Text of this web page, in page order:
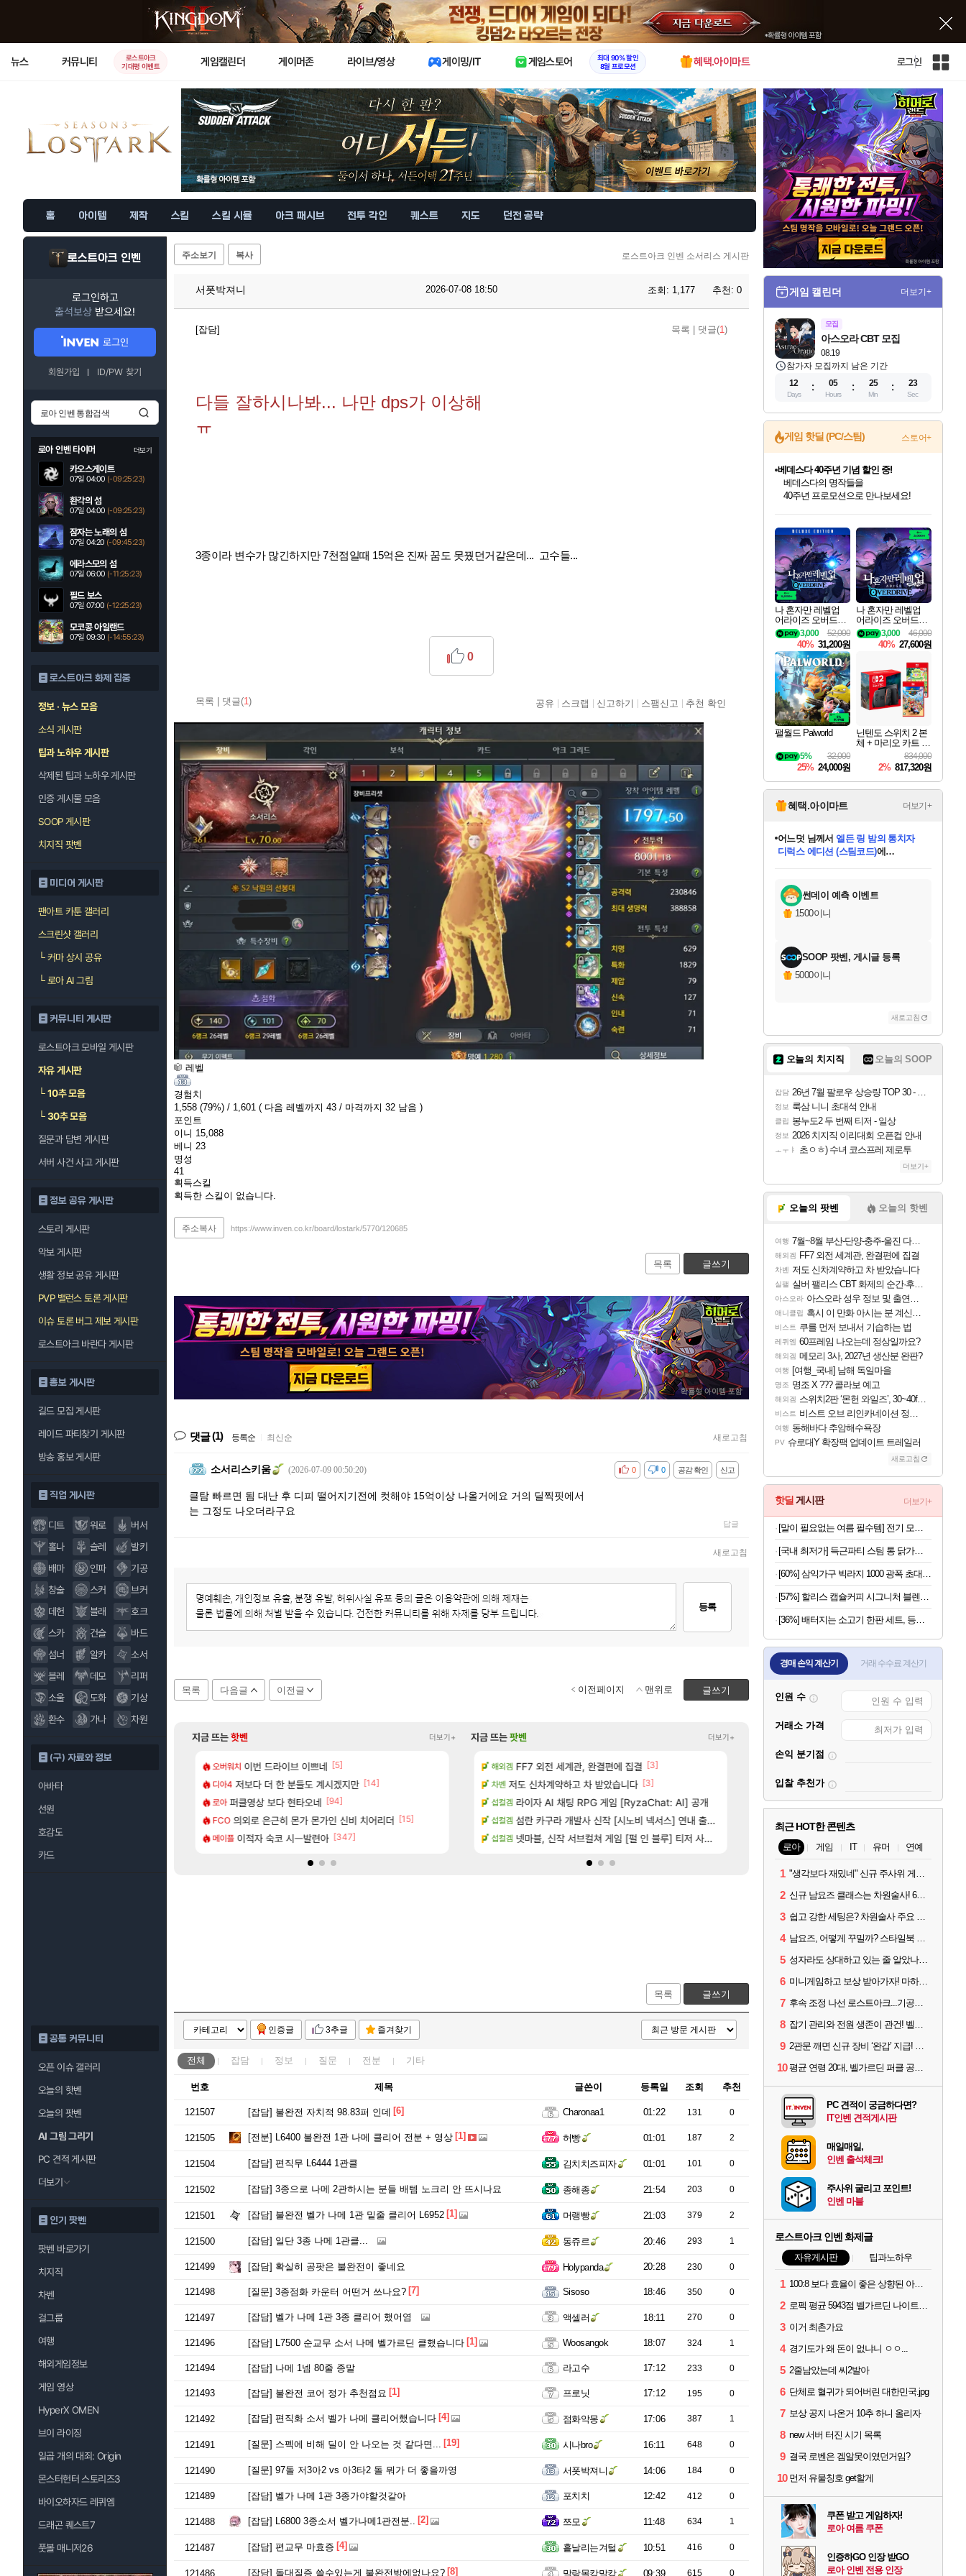
X
뉴스 커뮤니티
로스트아크
기대평 이벤트
게임캘린더 게이머존 라이브/영상 게이밍/IT 게임스토어
최대 90% 할인
8월 프로모션
혜택.아이마트 로그인
인
전
이
트
맵
홈 아이템 제작 스킬 스킬 시뮬 아크 패시브 전투 각인 퀘스트 지도 던전 공략
로스트아크 인벤
로그인하고
출석보상 받으세요!
로그인
회원가입 ID/PW 찾기
로아 인벤 타이머 더보기
카오스게이트
07일 04:00 (-09:25:22)
환각의 섬
07일 04:00 (-09:25:22)
잠자는 노래의 섬
07일 04:20 (-09:45:22)
에라스모의 섬
07일 06:00 (-11:25:22)
필드 보스
07일 07:00 (-12:25:22)
모코콩 아일랜드
07일 09:30 (-14:55:22)
로스트아크 화제 집중
정보 · 뉴스 모음
소식 게시판
팁과 노하우 게시판
삭제된 팁과 노하우 게시판
인증 게시물 모음
SOOP 게시판
치지직 팟벤
미디어 게시판
팬아트 카툰 갤러리
스크린샷 갤러리
└커마 상시 공유
└로아 AI 그림
커뮤니티 게시판
로스트아크 모바일 게시판
자유 게시판
└10추 모음
└30추 모음
질문과 답변 게시판
서버 사건 사고 게시판
정보 공유 게시판
스토리 게시판
악보 게시판
생활 정보 공유 게시판
PVP 밸런스 토론 게시판
이슈 토론 버그 제보 게시판
로스트아크 바란다 게시판
홍보 게시판
길드 모집 게시판
레이드 파티찾기 게시판
방송 홍보 게시판
직업 게시판
디트 워로
버서
홀나
슬레
발키
배마
인파
기공
창술
스커
브커
데헌
블래
호크
스카
건슬
바드
섬너
알카
소서
블레
데모
리퍼
소울
도화
기상
환수
가나 차원
(구) 자료와 정보
아바타
선원
호감도
카드
공통 커뮤니티
오픈 이슈 갤러리
오늘의 핫벤
오늘의 팟벤
AI 그림 그리기
PC 견적 게시판
더보기
인기 팟벤
팟벤 바로가기
치지직
차벤
걸그룹
여행
해외게임정보
게임 영상
HyperX OMEN
브이 라이징
일곱 개의 대죄: Origin
몬스터헌터 스토리즈3
바이오하자드 레퀴엠
드래곤 퀘스트7
풋볼 매니저26
주소보기 복사 로스트아크 인벤 소서리스 게시판
서폿박져니 2026-07-08 18:50 조회: 1,177 추천: 0
[잡담] 목록 댓글(1)
다들 잘하시나봐... 나만 dps가 이상해
ㅠ
3종이라 변수가 많긴하지만 7천점일때 15억은 진짜 꿈도 못꿨던거같은데... 고수들...
목록 댓글(1)
0
공유 스크랩 신고하기 스팸신고 추천 확인
레벨
경험치
1,558 (79%) / 1,601 ( 다음 레벨까지 43 / 마격까지 32 남음 )
포인트
이니 15,088
베니 23
명성
41
획득스킬
획득한 스킬이 없습니다.
주소복사 https://www.inven.co.kr/board/lostark/5770/120685
목록 글쓰기
댓글(1) 등록순 최신순 새로고침
소서리스키움 (2026-07-09 00:50:20) 신고
공감 확인
비공감 0
0
클탐 빠르면 됨 대난 후 디피 떨어지기전에 컷해야 15억이상 나올거에요 거의 딜찍핏에서
는 그정도 나오더라구요
답글
새로고침
등록
목록 다음글 이전글 글쓰기
이전페이지 맨위로
지금 뜨는핫벤 더보기+
효율이 좋은 상향된 아제나 ㄷㄷ
의 주적은?? [135]
투력컷 [35]
오버워치 이번 드라이브 이쁘네 [5]
디아4 저보다 더 한 분들도 계시겠지만 [14]
로아 퍼클영상 보다 현타오네 [94]
FCO 의외로 은근히 몬가 몬가인 신비 치어리더 [15]
메이플 이적자 숙코 시ㅡ발련아 [347]
디아4 (15시즌PTR) 악마술사 5경이 뜨네요 [5]
메이플 빵 가격이 24500원 이라길래 결제 취소하고 나왔다
로아 너넨 대난 함부로 가지 마라.. [45]
디아4 Ssf 정의를 내려 버린 디시인 [6]
메이플 게이머라면 필수로 알아야 할 것 [116]
우리 나라의 주적은??
메이플 빵값 문의 후기 [81]
레테 재사용 17번 터짐
벨가 하드 찐 투력컷
지금 뜨는팟벤 더보기+
길찾기/지도 공략 (1 ~ 12장)
만화 | 야간 보초는 너무 힘들어
트 때는 로비에 온라인 기능이 있는데
브 리인카네이션 오픈 트레일러
여행 7년만에 가족여행을 다녀왔습니다.
아스오라 「에린」 컨셉 포스터 공개
비스트 쿠를 먼저 보내서 기습하는 법
리싱크드 리싱크드 1.06 패치노트 (8/5)
비스트 비스트 오브 리인카네이션 정보/공략글 모음
해외겜 FF7 외전 세계관, 완결편에 집결 [3]
차벤 저도 신차계약하고 차 받았습니다 [3]
섭컬겜 라이자 AI 채팅 RPG 게임 [RyzaChat: AI] 공개
섭컬겜 섬란 카구라 개발사 신작 [시노비 넥서스] 연내 출시 예정
섭컬겜 넷마블, 신작 서브컬쳐 게임 [펄 인 블루] 티저 사이트 오픈
아주프로 4컷 만화 | 야간 보초는 너무 힘들어
리밋제로 테스트 때는 로비에 온라인 기능이 있는데
해외겜 스위치2판 ‘몬헌 와일즈’, 30~40fps 목표 추
비스트 오브 리인카네이션 오픈 트레일러
목록 글쓰기
인증글 3추글 즐겨찾기
전체 잡담 정보 질문 전분 기타
번호 제목 글쓴이 등록일 조회 추천
121507 [잡담] 불완전 자치적 98.83퍼 인데 [6] Charonaa1 01:22 131 0
121505 [전분] L6400 불완전 1관 나메 클리어 전분 + 영상 [1] 허빵 01:01 187 2
121504 [잡담] 편직무 L6444 1관클 김치치즈피자 01:01 101 0
121502 [잡담] 3종으로 나메 2관하시는 분들 배템 노크리 안 뜨시나요 종해종 21:54 203 0
121501 [잡담] 불완전 벨가 나메 1관 밑줄 클리어 L6952 [1] 머랭빵 21:03 379 2
121500 [잡담] 일단 3종 나메 1관클... 동쥬르 20:46 293 1
121499 [잡담] 확실히 공팟은 불완전이 좋네요 Holypanda 20:28 230 0
121498 [질문] 3종점화 카운터 어떤거 쓰나요? [7] Sisoso 18:46 350 0
121497 [잡담] 벨가 나메 1관 3종 클리어 했어염 액셀러 18:11 270 0
121496 [잡담] L7500 순교무 소서 나메 벨가르딘 클했습니다 [1] Woosangok 18:07 324 1
121494 [잡담] 나메 1넴 80줄 종말 라고수 17:12 233 0
121493 [잡담] 불완전 코어 정가 추천점요 [1] 프로닛 17:12 195 0
121492 [잡담] 편직화 소서 벨가 나메 클리어했습니다 [4] 점화악몽 17:06 387 1
121491 [질문] 스펙에 비해 딜이 안 나오는 것 같다면... [19] 시나bro 16:11 648 0
121490 [질문] 97돌 저3아2 vs 아3타2 돌 뭐가 더 좋을까영 서폿박져니 14:06 184 0
121489 [잡담] 벨가 나메 1관 3종가야할것같아 포치치 12:42 412 0
121488 [잡담] L6800 3종소서 벨가나메1관전분.. [2] 쯔모 11:48 634 1
121487 [잡담] 편교무 마효증 [4] 흩날리는겨털 10:51 416 0
121486 [잡담] 돌대질증 쓸수있는게 불완전밖에없나요? [8] 말랑몰캉말캉 09:39 615 0
게임 캘린더 더보기+
모집
08.19
아스오라 CBT 모집
참가자 모집까지 남은 기간
12
Days
05
Hours
25
Min
21
Sec
게임 핫딜 (PC/스팀) 스토어+
최대 90% 할인가를 만나보세요!
네이버혜택과 함께 만나보세요!
50%할인&추가 적립까지!
이니&베니 혜택까지!
네이버 혜택가와 함께 예약하세요!
할인&네이버혜택으로 만나보세요!
네이버페이 혜택과 만나보세요!
베데스다 40주년 기념 할인 중!
베데스다의 명작들을
40주년 프로모션으로 만나보세요!
네이버 포인트 혜택까지!
할인가에 만나보세요!
일부 에디션 상시 할인!
혜택으로 예약 판매 중
편안하게 충전하세요
나 혼자만 레벨업
어라이즈 오버드라
이브 디럭스 에디션
Solo Leveling Arise
Overdrive Deluxe Edi
tion
52,000
3,000
40% 31,200원
나 혼자만 레벨업
어라이즈 오버드라
이브 Solo Leveling A
rise
46,000
3,000
40% 27,600원
팰월드 Palworld
32,000
5%
25% 24,000원
닌텐도 스위치 2 본
체 + 마리오 카트 월
드 + 포켓몬 포코피
아 번들
834,000
2% 817,320원
혜택.아이마트 더보기+
당첨되셨습니다.
당첨되셨습니다.
어느덧 님께서엘든 링 밤의 통치자
디럭스 에디션 (스팀코드)에
당첨되셨습니다.
에디션 (스팀코드)를 교환.
당첨되셨습니다.
당첨되셨습니다.
당첨되셨습니다.
당첨되셨습니다.
썬데이 예측 이벤트
1500이니
SOOP 팟벤, 게시글 등록
5000이니
새로고침
오늘의 치지직 오늘의 SOOP
잡담 26년 7월 팔로우 상승량 TOP 30 - 월간 치지직
정보 룩삼 니니 초대석 안내
클립 봉누도2 두 번째 티저 - 일상
정보 2026 치지직 이리대회 오픈컵 안내
ㅗㅜㅑ 초ㅇㅎ) 수녀 코스프레 제로투
더보기+
오늘의 팟벤 오늘의 핫벤
여행 7월~8월 부산-단양-충주-울진 다녀왔어요~
해외겜 FF7 외전 세계관, 완결편에 집결
차벤 저도 신차계약하고 차 받았습니다
실팰 실버 팰리스 CBT 화제의 순간·후기 모음
아스오라 아스오라 성우 정보 및 출연작 모음
애니클립 혹시 이 만화 아시는 분 계신가요
비스트 쿠를 먼저 보내서 기습하는 법
레퀴엠 60프레임 나오는데 정상일까요?
해외겜 메모리 3사, 2027년 생산분 완판?
여행 [여행_국내] 남해 독일마을
명조 명조 X ??? 콜라보 예고
해외겜 스위치2판 ‘몬헌 와일즈’, 30~40fps 목표 추정
비스트 비스트 오브 리인카네이션 정보/공략글 모음
여행 동해바다 추암해수욕장
PV 슈로대Y 확장팩 업데이트 트레일러
새로고침
핫딜 게시판 더보기+
[국내 최저가] 득근파티 스팀 통 닭가슴살 6종 혼합 x 30팩
[36%] 배터지는 소고기 한판 세트, 등심살 300g + 살치살 200g + 부채살 200g + 갈비살 200g + 우삼겹 300g, 1.2kg, 1세트
경매 손익 계산기 거래 수수료 계산기
인원 수
거래소 가격
손익 분기점
입찰 추천가
최근 HOT한 콘텐츠
로아 게임 IT 유머 연예
1 "생각보다 재밌네" 신규 주사위 게임 티카투카 호평
2 신규 남요즈 클래스는 차원술사! 6월 20일 로아온 썸머 정리
3 쉽고 강한 세팅은? 차원술사 주요 빌드와 스킬 코드
4 남요즈, 어떻게 꾸밀까? 스타일북 인기 차원술사 커스터마이즈
5 성자라도 상대하고 있는 줄 알았나? 벨가르딘 이모저모
6 미니게임하고 보상 받아가자! 마하라카 썸머 캠프 할 일은?
7 후속 조정 나선 로스트아크...기공사, 차원술사 하향
8 잡기 관리와 전원 생존이 관건! 벨가르딘 유물 칭호 획득방법 정리
9 2관문 깨면 신규 장비 ‘완갑’ 지급! 그림자 레이드 벨가르딘 공개
10 평균 연령 20대, 벨가르딘 퍼클 공대 '영로티'를 만나다
PC 견적이 궁금하다면?
IT인벤 견적게시판
매일매일,
인벤 출석체크!
주사위 굴리고 포인트!
인벤 마블
로스트아크 인벤 화제글
자유게시판 팁과노하우
1 100:8 보다 효율이 좋은 상향된 아제나 ㄷㄷ
2 로펙 평균 5943점 벨가르딘 나이트메어 1관 클리어
3 이거 최촌가요
4 경기도가 왜 돈이 없냐니 ㅇㅇ...
5 2줄남았는데 씨2발아
6 단체로 혈귀가 되어버린 대한민국.jpg
7 보상 공지 나온거 10추 하니 올리자
8 new 서버 터진 시기 목록
9 결국 로벤은 겜알못이였던거임?
10 먼저 유물칭호 get할게
쿠폰 받고 게임하자!
로아 여름 쿠폰
인증하GO 인장 받GO
로아 인벤 전용 인장